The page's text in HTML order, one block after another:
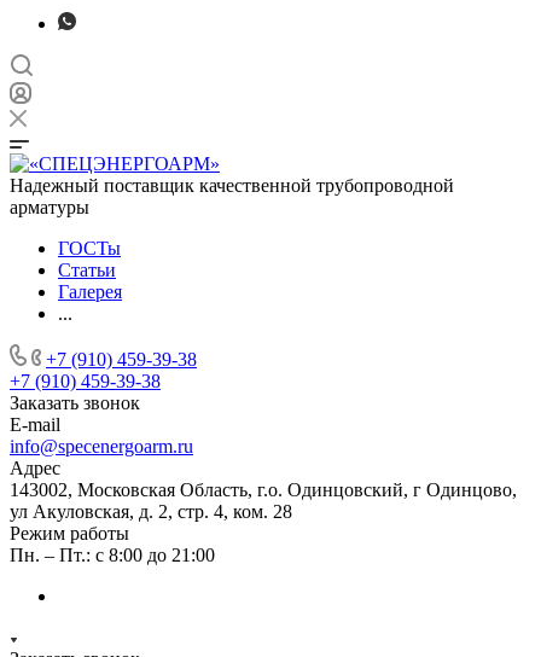
Надежный поставщик качественной трубопроводной
арматуры
ГОСТы
Статьи
Галерея
...
+7 (910) 459-39-38
+7 (910) 459-39-38
Заказать звонок
E-mail
info@specenergoarm.ru
Адрес
143002, Московская Область, г.о. Одинцовский, г Одинцово,
ул Акуловская, д. 2, стр. 4, ком. 28
Режим работы
Пн. – Пт.: с 8:00 до 21:00